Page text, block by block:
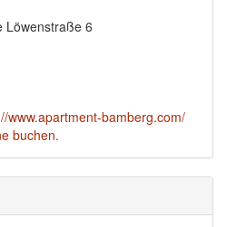
Löwenstraße 6
www.apartment-bamberg.com/
buchen.